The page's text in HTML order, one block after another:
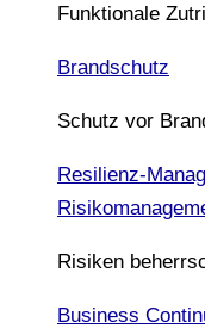
Funktionale
Brandschutz
Schutz vor
Resilienz-
Risiken
Business